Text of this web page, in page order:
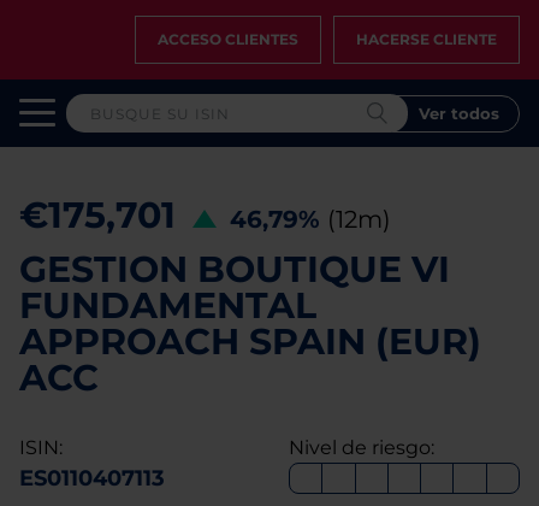
ACCESO CLIENTES HACERSE CLIENTE
Ver todos
€175,701 46,79% (12m)
GESTION BOUTIQUE VI
FUNDAMENTAL
APPROACH SPAIN (EUR)
ACC
ISIN:
ES0110407113
Nivel de riesgo: